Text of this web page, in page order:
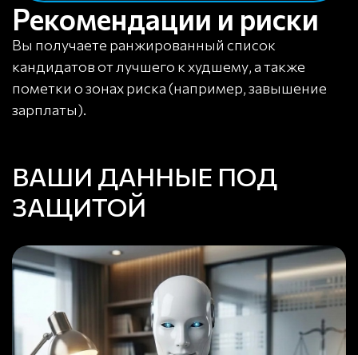
Рекомендации и риски
Вы получаете ранжированный список
кандидатов от лучшего к худшему, а также
пометки о зонах риска (например, завышение
зарплаты).
ВАШИ ДАННЫЕ ПОД
ЗАЩИТОЙ